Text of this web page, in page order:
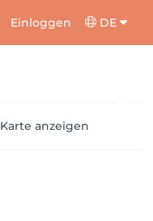
Einloggen DE
Karte anzeigen